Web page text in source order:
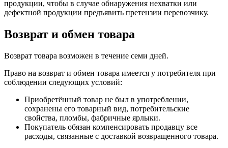
продукции, чтобы в случае обнаружения нехватки или
дефектной продукции предъявить претензии перевозчику.
Возврат и обмен товара
Возврат товара возможен в течение семи дней.
Право на возврат и обмен товара имеется у потребителя при
соблюдении следующих условий:
Приобретённый товар не был в употреблении,
сохранены его товарный вид, потребительские
свойства, пломбы, фабричные ярлыки.
Покупатель обязан компенсировать продавцу все
расходы, связанные с доставкой возвращенного товара.